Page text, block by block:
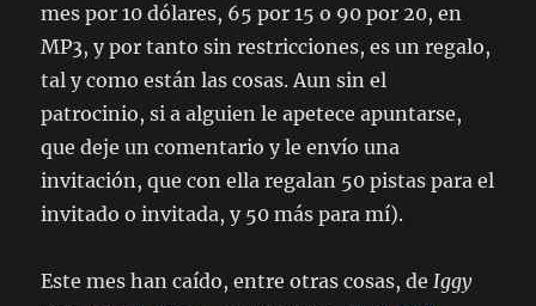
mes por 10 dólares, 65 por 15 o 90 por 20, en
MP3, y por tanto sin restricciones, es un regalo,
tal y como están las cosas. Aun sin el
patrocinio, si a alguien le apetece apuntarse,
que deje un comentario y le envío una
invitación, que con ella regalan 50 pistas para el
invitado o invitada, y 50 más para mí).
Este mes han caído, entre otras cosas, deIggy